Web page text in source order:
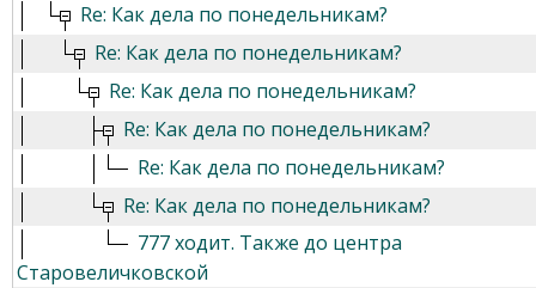
Re: Как дела по понедельникам?
Re: Как дела по понедельникам?
Re: Как дела по понедельникам?
Re: Как дела по понедельникам?
Re: Как дела по понедельникам?
Re: Как дела по понедельникам?
777 ходит. Также до центра
Старовеличковской